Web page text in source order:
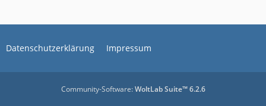
Datenschutzerklärung Impressum
Community-Software:WoltLab Suite™ 6.2.6